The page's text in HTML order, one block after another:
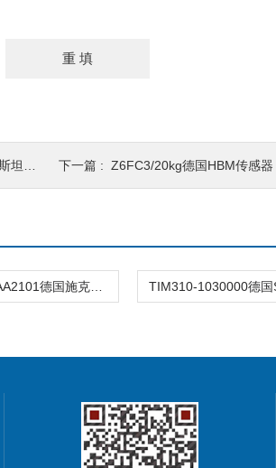
关 下一篇 : Z6FC3/20kg德国HBM传感器